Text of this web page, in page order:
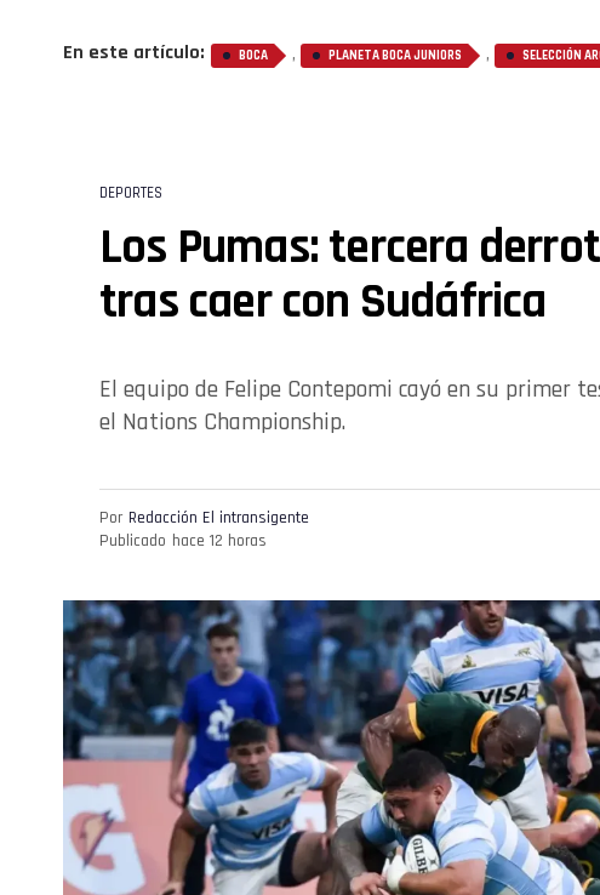
En este artículo: BOCA , PLANETA BOCA JUNIORS , SELECCIÓN
DEPORTES
Los Pumas: tercera
tras caer con Sudáfrica
El equipo de Felipe Contepomi cayó en su primer
el Nations Championship.
Por Redacción El intransigente
Publicado hace 12 horas